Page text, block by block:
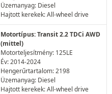
Üzemanyag: Diesel
Hajtott kerekek: All-wheel drive
Motortípus: Transit 2.2 TDCi AWD
(mittel)
Motorteljesítmény: 125LE
Év: 2014-2024
Hengerűrtartalom: 2198
Üzemanyag: Diesel
Hajtott kerekek: All-wheel drive